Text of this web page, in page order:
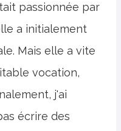
passionnée par
a initialement
Mais elle a vite
vocation,
j'ai
écrire des